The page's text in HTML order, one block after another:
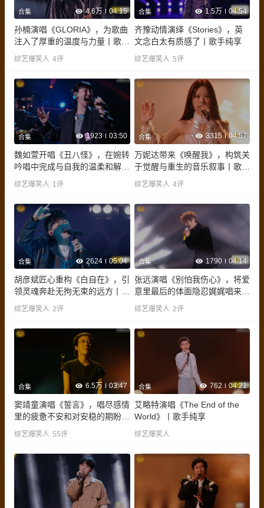
合集 4.6万 04:15
孙楠演唱《GLORIA》，为歌曲
注入了厚重的温度与力量丨歌手
纯享
综艺爆笑人 4评
合集 1.5万 04:54
齐豫动情演绎《Stories》，英
文念白太有质感了丨歌手纯享
综艺爆笑人 5评
合集 1923 03:50
魏如萱开唱《丑八怪》，在婉转
吟唱中完成与自我的温柔和解丨
歌手纯享
综艺爆笑人 1评
合集 3315 04:57
万妮达带来《唤醒我》，构筑关
于觉醒与重生的音乐叙事丨歌手
纯享
综艺爆笑人 4评
合集 2624 05:04
胡彦斌匠心重构《白自在》，引
领灵魂奔赴无拘无束的远方丨歌
手纯享
综艺爆笑人 2评
合集 1790 04:14
张远演唱《别怕我伤心》，将爱
意里最后的体面隐忍娓娓唱来丨
歌手纯享
综艺爆笑人 2评
合集 6.5万 03:47
窦靖童演唱《誓言》，唱尽感情
里的疲惫不安和对安稳的期盼丨
歌手纯享
综艺爆笑人 55评
合集 762 04:21
艾略特演唱《The End of the
World》丨歌手纯享
综艺爆笑人